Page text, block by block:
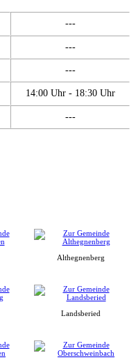
---
---
---
14:00 Uhr - 18:30 Uhr
---
Althegnenberg
Landsberied